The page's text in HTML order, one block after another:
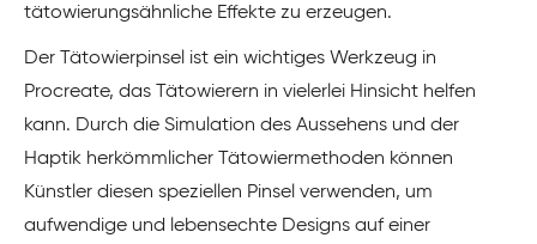
tätowierungsähnliche Effekte zu erzeugen.
Der Tätowierpinsel ist ein wichtiges Werkzeug in
Procreate, das Tätowierern in vielerlei Hinsicht helfen
kann. Durch die Simulation des Aussehens und der
Haptik herkömmlicher Tätowiermethoden können
Künstler diesen speziellen Pinsel verwenden, um
aufwendige und lebensechte Designs auf einer